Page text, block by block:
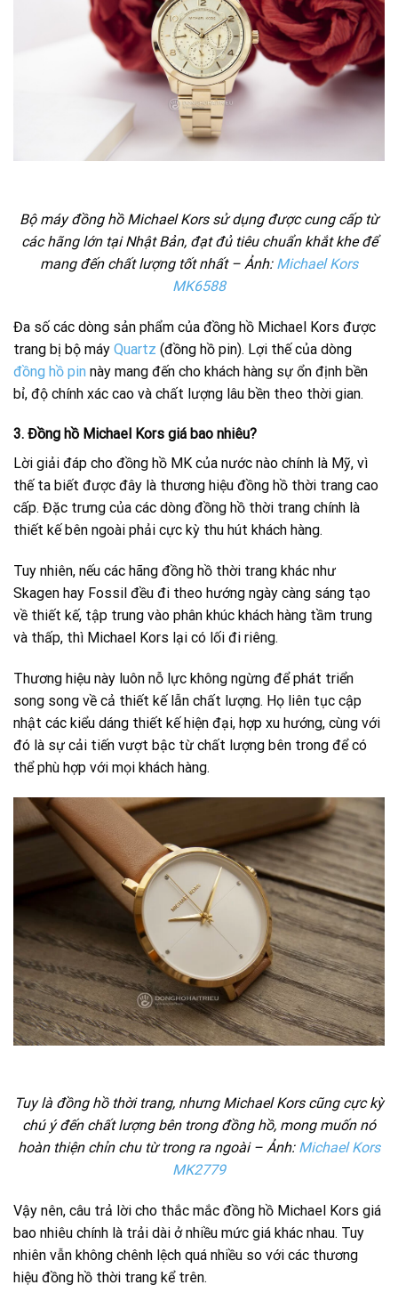
Bộ máy đồng hồ Michael Kors sử dụng được cung cấp từ
các hãng lớn tại Nhật Bản, đạt đủ tiêu chuẩn khắt khe để
mang đến chất lượng tốt nhất – Ảnh: Michael Kors
MK6588
Đa số các dòng sản phẩm của đồng hồ Michael Kors được
trang bị bộ máy Quartz (đồng hồ pin). Lợi thế của dòng
đồng hồ pin này mang đến cho khách hàng sự ổn định bền
bỉ, độ chính xác cao và chất lượng lâu bền theo thời gian.
3. Đồng hồ Michael Kors giá bao nhiêu?
Lời giải đáp cho đồng hồ MK của nước nào chính là Mỹ, vì
thế ta biết được đây là thương hiệu đồng hồ thời trang cao
cấp. Đặc trưng của các dòng đồng hồ thời trang chính là
thiết kế bên ngoài phải cực kỳ thu hút khách hàng.
Tuy nhiên, nếu các hãng đồng hồ thời trang khác như
Skagen hay Fossil đều đi theo hướng ngày càng sáng tạo
về thiết kế, tập trung vào phân khúc khách hàng tầm trung
và thấp, thì Michael Kors lại có lối đi riêng.
Thương hiệu này luôn nỗ lực không ngừng để phát triển
song song về cả thiết kế lẫn chất lượng. Họ liên tục cập
nhật các kiểu dáng thiết kế hiện đại, hợp xu hướng, cùng với
đó là sự cải tiến vượt bậc từ chất lượng bên trong để có
thể phù hợp với mọi khách hàng.
Tuy là đồng hồ thời trang, nhưng Michael Kors cũng cực kỳ
chú ý đến chất lượng bên trong đồng hồ, mong muốn nó
hoàn thiện chỉn chu từ trong ra ngoài – Ảnh: Michael Kors
MK2779
Vậy nên, câu trả lời cho thắc mắc đồng hồ Michael Kors giá
bao nhiêu chính là trải dài ở nhiều mức giá khác nhau. Tuy
nhiên vẫn không chênh lệch quá nhiều so với các thương
hiệu đồng hồ thời trang kể trên.